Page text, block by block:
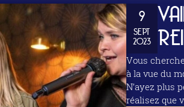
9
SEPT
2023
Vous cherchez des
à la vue du
N’ayez plus
réalisez que